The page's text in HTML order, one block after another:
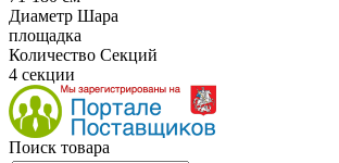
Диаметр Шара
площадка
Количество Секций
4 секции
Поиск товара